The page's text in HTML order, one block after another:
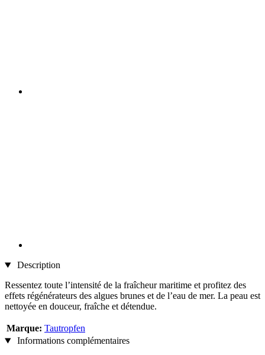
Description
Ressentez toute l’intensité de la fraîcheur maritime et profitez des
effets régénérateurs des algues brunes et de l’eau de mer. La peau est
nettoyée en douceur, fraîche et détendue.
Marque: Tautropfen
Informations complémentaires